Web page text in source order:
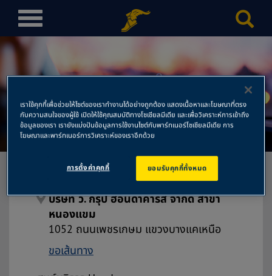
T
l
n
a
v
t
บริษัท วี. กรุ๊ป ฮอนด้าคาร์ส์
จำกัด สาขาหนองแขม
บริษัท วี. กรุ๊ป ฮอนด้าคาร์ส์ จำกัด สาขา
หนองแขม
1052 ถนนเพชรเกษม แขวงบางแคเหนือ
ขอเส้นทาง
เราใช้คุกกี้เพื่อช่วยให้ไซต์ของเราทำงานได้อย่างถูกต้อง แสดงเนื้อหาและโฆษณาที่ตรง
กับความสนใจของผู้ใช้ เปิดให้ใช้คุณสมบัติทางโซเชียลมีเดีย และเพื่อวิเคราะห์การเข้าถึง
ข้อมูลของเรา เรายังแบ่งปันข้อมูลการใช้งานไซต์กับพาร์ทเนอร์โซเชียลมีเดีย การ
โฆษณาและพาร์ทเนอร์การวิเคราะห์ของเราอีกด้วย
ยอมรับคุกกี้ทั้งหมด
การตั้งค่าคุกกี้